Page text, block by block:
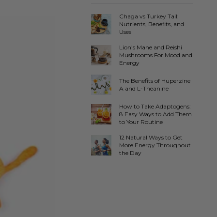
Chaga vs Turkey Tail:
Nutrients, Benefits, and
Uses
Lion’s Mane and Reishi
Mushrooms For Mood and
Energy
The Benefits of Huperzine
A and L-Theanine
How to Take Adaptogens:
8 Easy Ways to Add Them
to Your Routine
12 Natural Ways to Get
More Energy Throughout
the Day